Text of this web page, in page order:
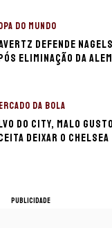
DO MUNDO
defende
eliminação da
DA BOLA
do City, Malo Gusto
deixar o Chelsea
PUBLICIDADE